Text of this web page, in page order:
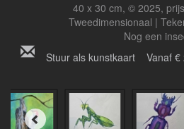
40 x 30 cm, © 2025,
Tweedimensionaal |
Nog een
Stuur als kunstkaart Vanaf €